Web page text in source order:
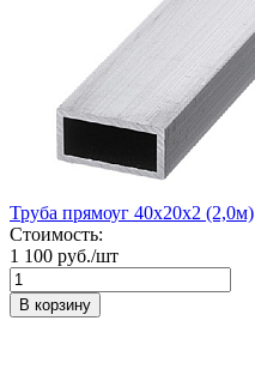
Труба прямоуг 40х20х2 (2,0м)
Стоимость:
1 100 руб./шт
В корзину